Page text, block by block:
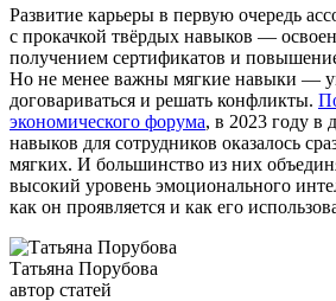
Развитие карьеры в первую очередь
с прокачкой твёрдых навыков —
получением сертификатов и
Но не менее важны мягкие навыки —
договариваться и решать конфликты.
экономического форума, в 2023 году в
навыков для сотрудников оказалось
мягких. И большинство из них
высокий уровень эмоционального
как он проявляется и как его
Татьяна Порубова
автор статей